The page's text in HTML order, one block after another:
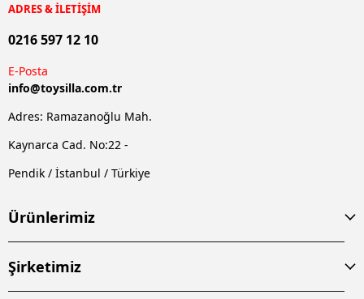
ADRES & İLETİŞİM
0216 597 12 10
E-Posta
info@toysilla.com.tr
Adres: Ramazanoğlu Mah.
Kaynarca Cad. No:22 -
Pendik / İstanbul / Türkiye
Ürünlerimiz
Şirketimiz